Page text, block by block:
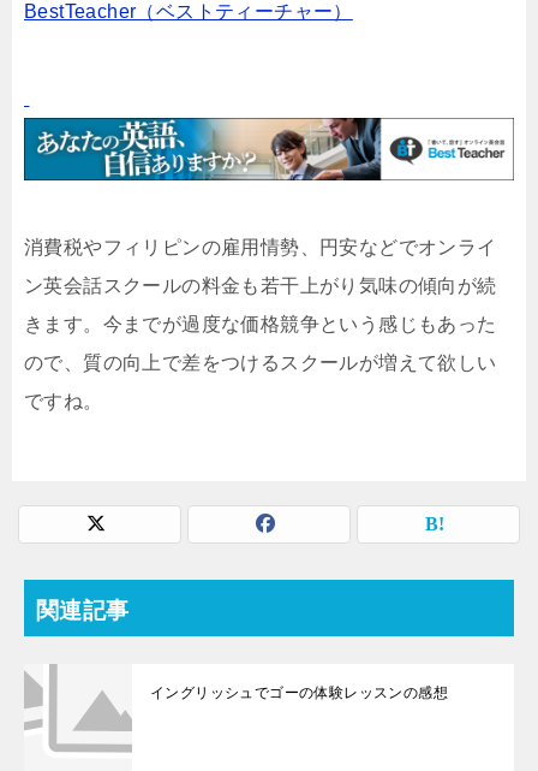
BestTeacher（ベストティーチャー）
消費税やフィリピンの雇用情勢、円安などでオンライ
ン英会話スクールの料金も若干上がり気味の傾向が続
きます。今までが過度な価格競争という感じもあった
ので、質の向上で差をつけるスクールが増えて欲しい
ですね。
関連記事
イングリッシュでゴーの体験レッスンの感想